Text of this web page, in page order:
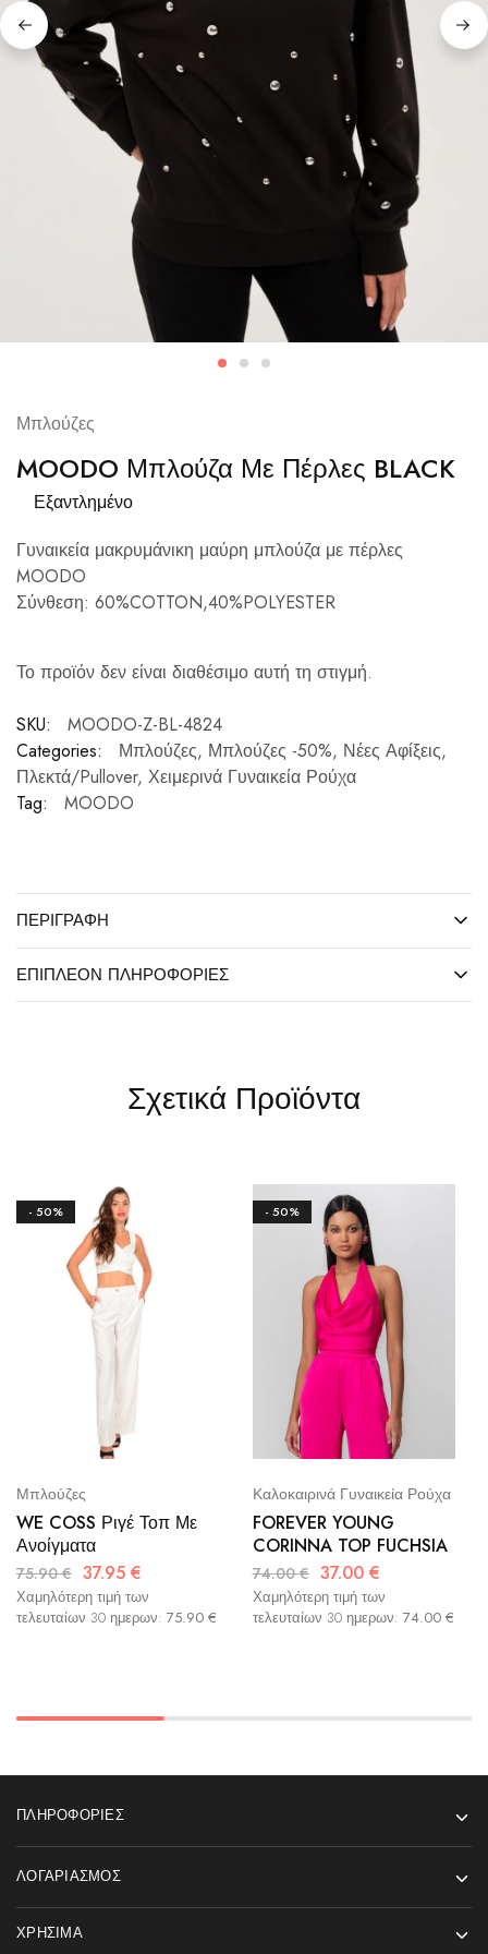
Μπλούζες
MOODO Μπλούζα Με Πέρλες BLACK
Εξαντλημένο
Γυναικεία μακρυμάνικη μαύρη μπλούζα με πέρλες
MOODO
Σύνθεση: 60%COTTON,40%POLYESTER
Το προϊόν δεν είναι διαθέσιμο αυτή τη στιγμή.
SKU:
MOODO-Z-BL-4824
Categories:
Μπλούζες, Μπλούζες -50%, Νέες Αφίξεις,
Πλεκτά/Pullover, Χειμερινά Γυναικεία Ρούχα
Tag:
MOODO
ΠΕΡΙΓΡΑΦΉ
ΕΠΙΠΛΈΟΝ ΠΛΗΡΟΦΟΡΊΕΣ
Σχετικά Προϊόντα
- 50%
Μπλούζες
WE COSS Ριγέ Τοπ Με
Ανοίγματα
75.90€ 37.95 €
Χαμηλότερη τιμή των
τελευταίων 30 ημερων: 75.90 €
- 50%
Καλοκαιρινά Γυναικεία Ρούχα
FOREVER YOUNG
CORINNA TOP FUCHSIA
74.00€ 37.00 €
Χαμηλότερη τιμή των
τελευταίων 30 ημερων: 74.00 €
ΠΛΗΡΟΦΟΡΊΕΣ
ΛΟΓΑΡΙΑΣΜΌΣ
ΧΡΉΣΙΜΑ